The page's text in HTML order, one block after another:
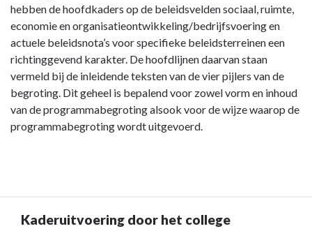
navigatie
Bestuurlijk
kader
Kaderstelling
door
de
hebben de hoofdkaders op de beleidsvelden sociaal, ruimte,
economie en organisatieontwikkeling/bedrijfsvoering en
actuele beleidsnota’s voor specifieke beleidsterreinen een
richtinggevend karakter. De hoofdlijnen daarvan staan
vermeld bij de inleidende teksten van de vier pijlers van de
begroting. Dit geheel is bepalend voor zowel vorm en inhoud
van de programmabegroting alsook voor de wijze waarop de
programmabegroting wordt uitgevoerd.
Kaderuitvoering door het college